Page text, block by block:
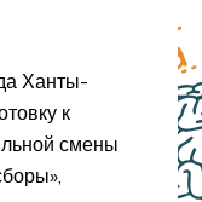
Ханты-
к
смены